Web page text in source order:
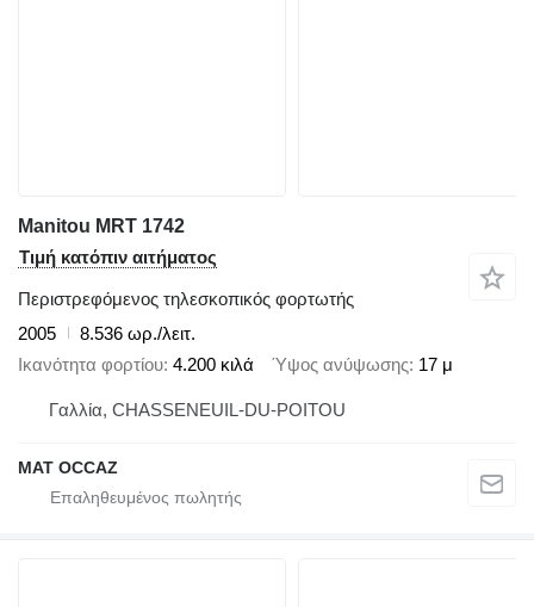
Manitou MRT 1742
Τιμή κατόπιν αιτήματος
Περιστρεφόμενος τηλεσκοπικός φορτωτής
2005
8.536 ωρ./λειτ.
Ικανότητα φορτίου 4.200 κιλά Ύψος ανύψωσης 17 μ
Γαλλία, CHASSENEUIL-DU-POITOU
MAT OCCAZ